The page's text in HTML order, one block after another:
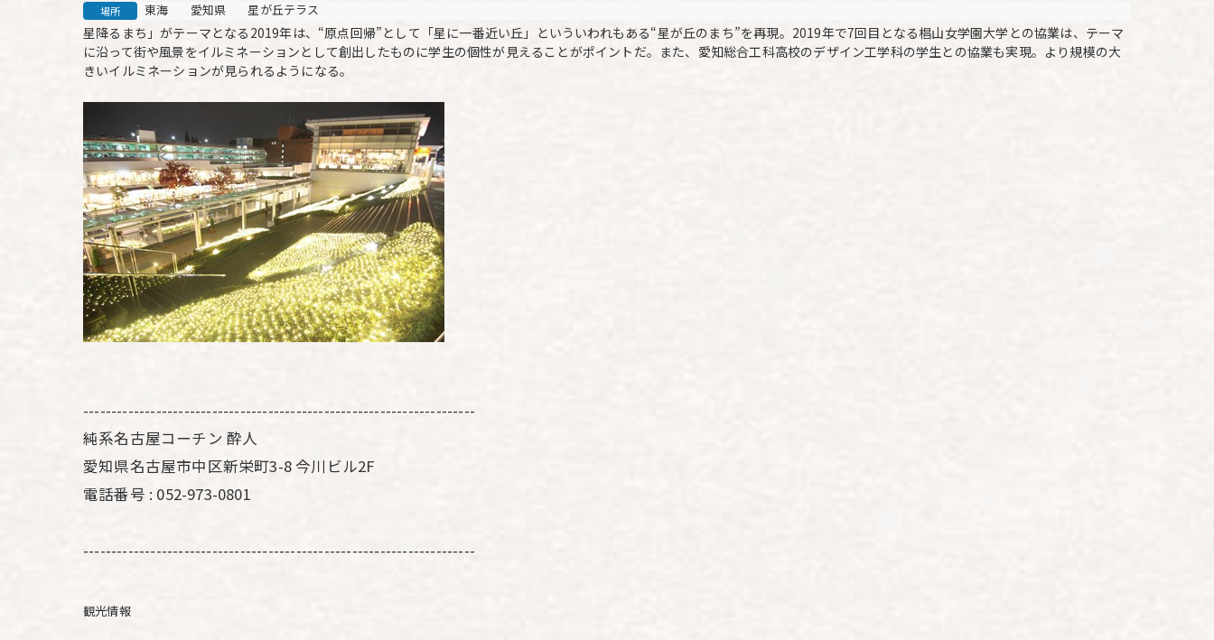
場所 東海 愛知県 星が丘テラス
星降るまち」がテーマとなる2019年は、“原点回帰”として「星に一番近い丘」といういわれもある“星が丘のまち”を再現。2019年で7回目となる椙山女学園大学との協業は、テーマ
に沿って街や風景をイルミネーションとして創出したものに学生の個性が見えることがポイントだ。また、愛知総合工科高校のデザイン工学科の学生との協業も実現。より規模の大
きいイルミネーションが見られるようになる。
----------------------------------------------------------------------
純系名古屋コーチン 酔人
愛知県名古屋市中区新栄町3-8 今川ビル2F
電話番号 : 052-973-0801
----------------------------------------------------------------------
観光情報